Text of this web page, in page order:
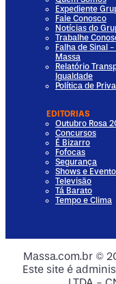
Media
Media
Media
Expediente
Fale Conosco
Notícias do
Trabalhe
Falha de Sinal -
Massa
Relatório
Igualdade
Política de
EDITORIAS
Outubro Rosa
Concursos
É Bizarro
Fofocas
Segurança
Shows e
Televisão
Tá Barato
Tempo e Clima
Massa.com.br ©
Este site é